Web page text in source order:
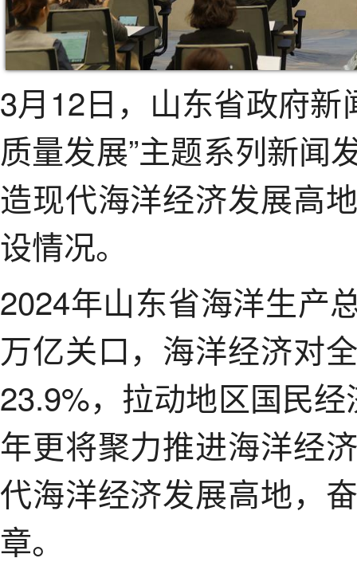
3月12日，山东省政府新
质量发展”主题系列新闻
造现代海洋经济发展高
设情况。
2024年山东省海洋生产
万亿关口，海洋经济对
23.9%，拉动地区国民
年更将聚力推进海洋经
代海洋经济发展高地，
章。